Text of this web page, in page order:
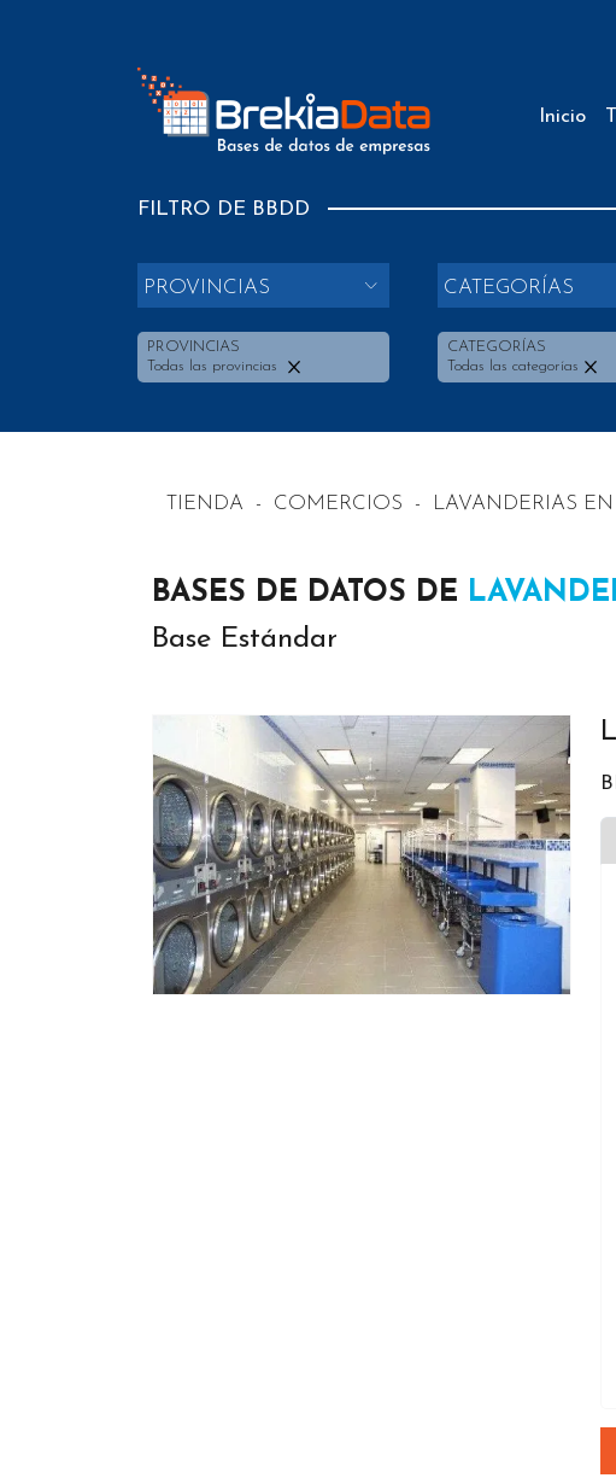
Inicio
FILTRO DE BBDD
PROVINCIAS
PROVINCIAS
Todas las provincias
CATEGORÍAS
CATEGORÍAS
Todas las categorías
TIENDA - COMERCIOS - LAVANDERIAS
BASES DE DATOS DE
Base Estándar